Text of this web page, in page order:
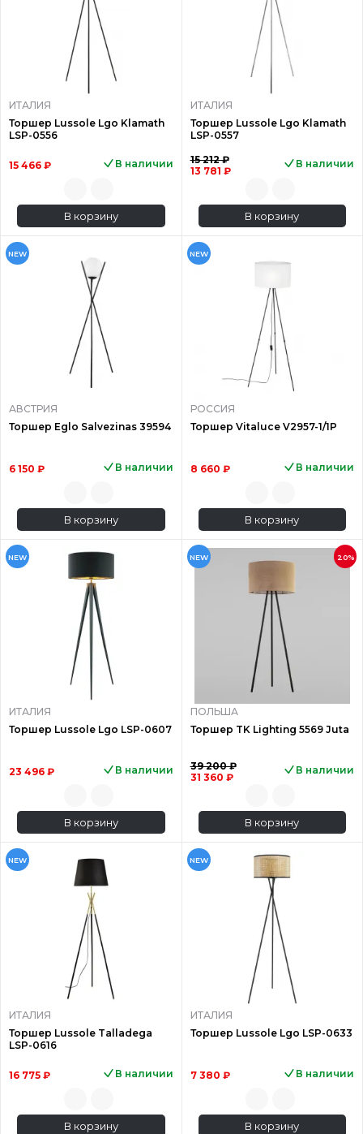
ИТАЛИЯ
Торшер Lussole Lgo Klamath
LSP-0556
15 466 ₽ В наличии
В корзину
ИТАЛИЯ
Торшер Lussole Lgo Klamath
LSP-0557
15 212 ₽
13 781 ₽
В наличии
В корзину
NEW
АВСТРИЯ
Торшер Eglo Salvezinas 39594
6 150 ₽ В наличии
В корзину
NEW
РОССИЯ
Торшер Vitaluce V2957-1/1P
8 660 ₽ В наличии
В корзину
NEW
ИТАЛИЯ
Торшер Lussole Lgo LSP-0607
23 496 ₽ В наличии
В корзину
NEW 20%
ПОЛЬША
Торшер TK Lighting 5569 Juta
39 200 ₽
31 360 ₽
В наличии
В корзину
NEW
ИТАЛИЯ
Торшер Lussole Talladega
LSP-0616
16 775 ₽ В наличии
В корзину
NEW
ИТАЛИЯ
Торшер Lussole Lgo LSP-0633
7 380 ₽ В наличии
В корзину